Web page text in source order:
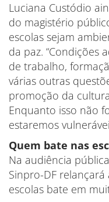
Luciana Custódio
do magistério
escolas sejam
da paz. “Condições
de trabalho,
várias outras
promoção da
Enquanto isso não
estaremos
Quem bate nas
Na audiência
Sinpro-DF
escolas bate em